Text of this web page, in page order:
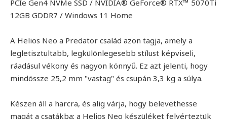
PCIe Gen4 NVMe SSD / NVIDIA® GeForce® RTX™ 5070Ti
12GB GDDR7 / Windows 11 Home
A Helios Neo a Predator család azon tagja, amely a
legletisztultabb, legkülönlegesebb stílust képviseli,
ráadásul vékony és nagyon könnyű. Ez azt jelenti, hogy
mindössze 25,2 mm "vastag" és csupán 3,3 kg a súlya.
Készen áll a harcra, és alig várja, hogy belevethesse
magát a csatákba: a Helios Neo készüléket felvérteztük